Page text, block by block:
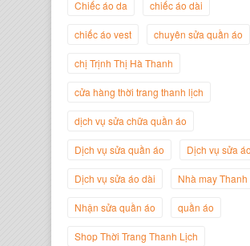
Trịnh Thị Hà Thanh
Trang Thanh Lịch
Chiếc áo da chiếc áo dài
chiếc áo vest chuyên sửa quần áo
chị Trịnh Thị Hà Thanh
cửa hàng thời trang thanh lịch
dịch vụ sửa chữa quần áo
Dịch vụ sửa quần áo Dịch vụ sửa
Dịch vụ sửa áo dài Nhà may Thanh
Nhận sửa quần áo quần áo
Shop Thời Trang Thanh Lịch